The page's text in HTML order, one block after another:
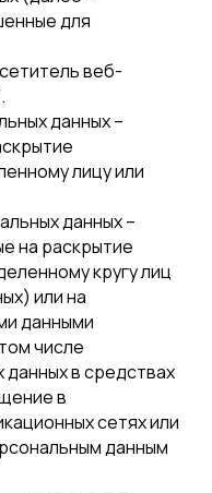
для
веб-
данных –
лицу или
данных –
на раскрытие
кругу лиц
или на
данными
числе
в средствах
в
сетях или
данным